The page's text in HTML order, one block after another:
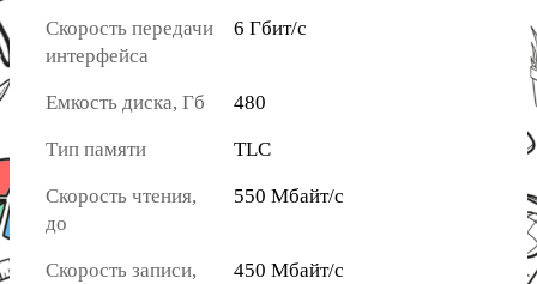
Скорость передачи
интерфейса
6 Гбит/с
Емкость диска, Гб 480
Тип памяти TLC
Скорость чтения,
до
550 Мбайт/с
Скорость записи,
450 Мбайт/с